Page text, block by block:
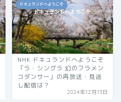
ドキュランドへようこそ
NHK ドキュランドへようこそ
「ラ・シングラ 幻のフラメン
コダンサー」の再放送・見逃
し配信は？
2024年12月13日